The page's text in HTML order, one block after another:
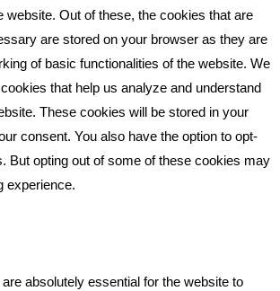
website. Out of these, the cookies that are
are stored on your browser as they are
of basic functionalities of the website. We
that help us analyze and understand
These cookies will be stored in your
consent. You also have the option to opt-
But opting out of some of these cookies may
experience.
absolutely essential for the website to